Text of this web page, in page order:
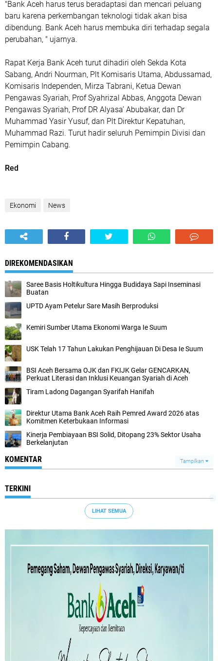
"Bank Aceh harus terus beradaptasi dan mencari peluang
baru karena perkembangan teknologi tidak akan bisa
dibendung. Bank Aceh harus membuka diri terhadap segala
perubahan, " ujarnya.
Rapat Kerja Bank Aceh turut dihadiri oleh Sekda Kota
Sabang, Andri Nourman, Plt Komisaris Utama, Abdussamad,
Komisaris Independen, Mirza Tabrani, Ketua Dewan
Pengawas Syariah, Prof Syahrizal Abbas, Anggota Dewan
Pengawas Syariah, Prof DR Alyasa’ Abubakar, dan Dr
Muhammad Yasir Yusuf, dan Plt Direktur Kepatuhan,
Muhammad Razi. Turut hadir seluruh Pemimpin Divisi dan
Pemimpin Cabang.
Red
Ekonomi News
DIREKOMENDASIKAN
Saree Basis Holtikultura Hingga Budidaya Sapi Inseminasi
Buatan
UPTD Ayam Petelur Sare Masih Berproduksi
Kemiri Sumber Utama Ekonomi Warga Ie Suum
USK Telah 17 Tahun Lakukan Penghijauan Di Desa Ie Suum
BSI Aceh Bersama OJK dan FKIJK Gelar GENCARKAN,
Perkuat Literasi dan Inklusi Keuangan Syariah di Aceh
Tiram Ladong Dagangan Syarifah Hanifah
Direktur Utama Bank Aceh Raih Pemred Award 2026 atas
Komitmen Keterbukaan Informasi
Kinerja Pembiayaan BSI Solid, Ditopang 23% Sektor Usaha
Berkelanjutan
KOMENTAR Tampilkan
TERKINI
LIHAT SEMUA